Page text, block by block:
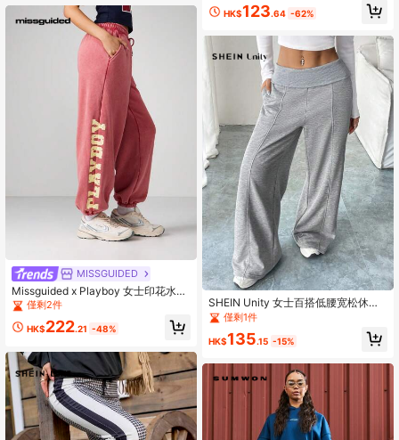
MISSGUIDED
Missguided x Playboy 女士印花水洗
阔腿慢跑运动裤，休闲家居服
僅剩2件
HK$222.21 -48%
HK$123.64 -62%
SHEIN Unity 女士百搭低腰宽松休闲
阔腿裤美式运动裤长款
僅剩1件
HK$135.15 -15%